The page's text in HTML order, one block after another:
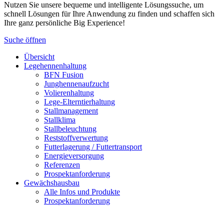
Nutzen Sie unsere bequeme und intelligente Lösungssuche, um
schnell Lösungen für Ihre Anwendung zu finden und schaffen sich
Ihre ganz persönliche Big Experience!
Suche öffnen
Übersicht
Legehennenhaltung
BFN Fusion
Junghennenaufzucht
Volierenhaltung
Lege-Elterntierhaltung
Stallmanagement
Stallklima
Stallbeleuchtung
Reststoffverwertung
Futterlagerung / Futtertransport
Energieversorgung
Referenzen
Prospektanforderung
Gewächshausbau
Alle Infos und Produkte
Prospektanforderung